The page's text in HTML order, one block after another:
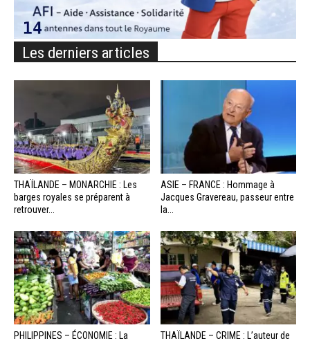
Les derniers articles
THAÏLANDE – MONARCHIE : Les
barges royales se préparent à
retrouver...
ASIE – FRANCE : Hommage à
Jacques Gravereau, passeur entre
la...
PHILIPPINES – ÉCONOMIE : La
THAÏLANDE – CRIME : L’auteur de